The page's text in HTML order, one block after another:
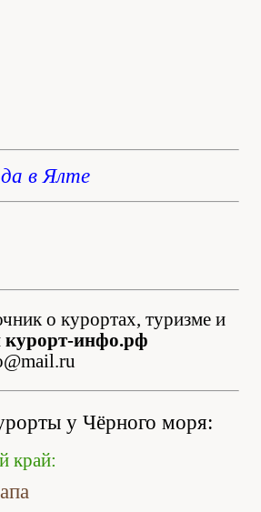
в Ялте
о курортах, туризме и
курорт-инфо.рф
у Чёрного моря:
край: